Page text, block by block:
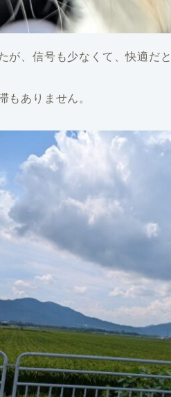
が、信号も少なくて、快適だ
もありません。